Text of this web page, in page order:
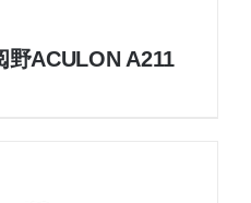
野ACULON A211